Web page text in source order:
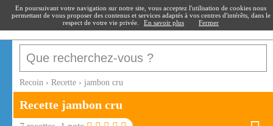
recoin.fr
Recoin › Recette › jambon cru
Recette jambon cru
En poursuivant votre navigation sur notre site, vous acceptez l'utilisation de cookies nous
permettant de vous proposer des contenus et services adaptés à vos centres d'intérêts, dans le
respect de votre vie privée.
En savoir plus Fermer